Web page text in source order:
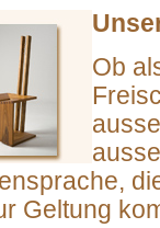
Ob
Geltung